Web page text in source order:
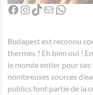
Facebook
Instagram
TikTok
Mail
Budapest est reconnu
thermes ? Eh bien oui !
le monde entier pour ses
nombreuses sources
publics font partie de la